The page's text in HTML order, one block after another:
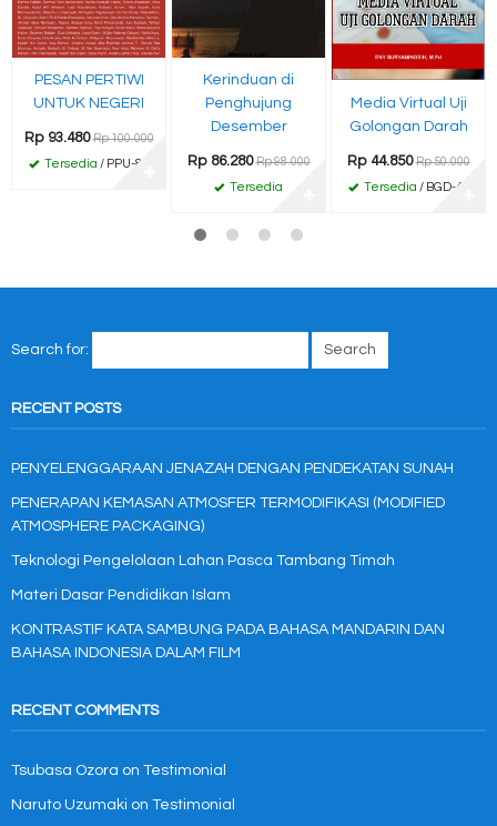
PESAN PERTIWI
UNTUK NEGERI
Rp 93.480 Rp 100.000
Tersedia / PPU-85
Kerinduan di
Penghujung
Desember
Rp 86.280 Rp 98.000
Tersedia
Media Virtual Uji
Golongan Darah
Rp 44.850 Rp 50.000
Tersedia / BGD-49
Search for:
RECENT POSTS
PENYELENGGARAAN JENAZAH DENGAN PENDEKATAN SUNAH
PENERAPAN KEMASAN ATMOSFER TERMODIFIKASI (MODIFIED
ATMOSPHERE PACKAGING)
Teknologi Pengelolaan Lahan Pasca Tambang Timah
Materi Dasar Pendidikan Islam
KONTRASTIF KATA SAMBUNG PADA BAHASA MANDARIN DAN
BAHASA INDONESIA DALAM FILM
RECENT COMMENTS
Tsubasa Ozora on Testimonial
Naruto Uzumaki on Testimonial